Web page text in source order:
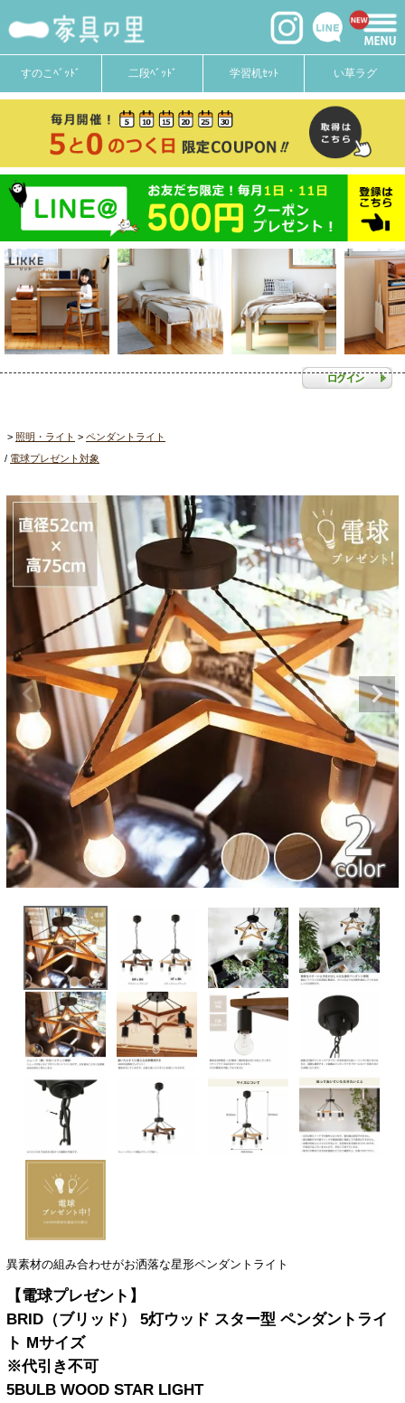
すのこﾍﾞｯﾄﾞ 二段ﾍﾞｯﾄﾞ 学習机ｾｯﾄ い草ラグ
照明・ライト
ペンダントライト
電球プレゼント対象
異素材の組み合わせがお洒落な星形ペンダントライト
【電球プレゼント】
BRID（ブリッド） 5灯ウッド スター型 ペンダントライ
ト Mサイズ
※代引き不可
5BULB WOOD STAR LIGHT